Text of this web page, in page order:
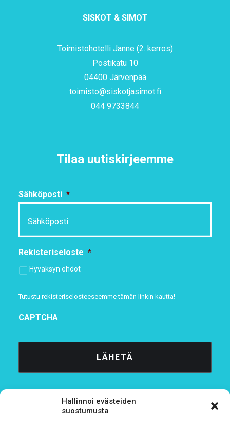
Hallinnoi evästeiden
suostumusta
SISKOT & SIMOT
Toimistohotelli Janne (2. kerros)
Postikatu 10
04400 Järvenpää
toimisto@siskotjasimot.fi
044 9733844
Tilaa uutiskirjeemme
Sähköposti *
Rekisteriseloste *
Hyväksyn ehdot
Tutustu rekisteriselosteeseemmetämän linkin kautta!
CAPTCHA